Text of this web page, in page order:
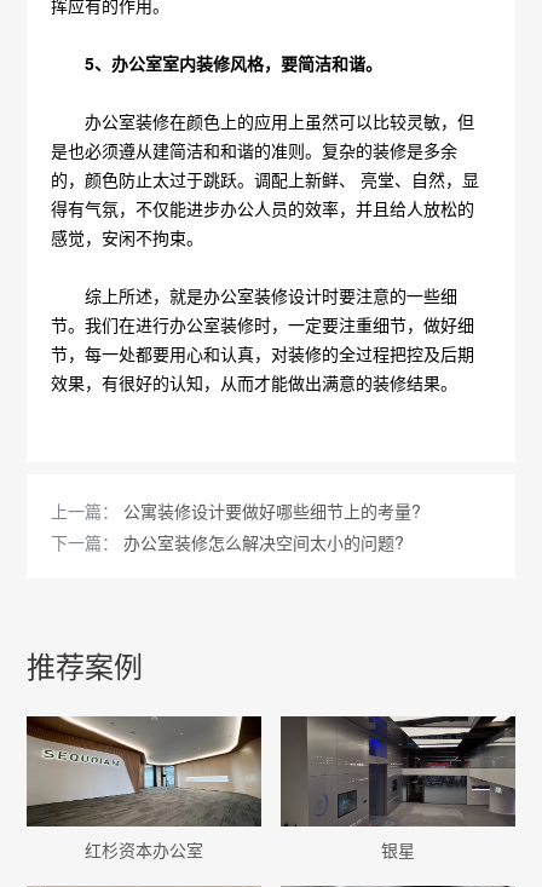
5、办公室室内装修风格，要简洁和谐。
办公室装修在颜色上的应用上虽然可以比较灵敏，但
是也必须遵从建简洁和和谐的准则。复杂的装修是多余
的，颜色防止太过于跳跃。调配上新鲜、 亮堂、自然，显
得有气氛，不仅能进步办公人员的效率，并且给人放松的
感觉，安闲不拘束。
综上所述，就是办公室装修设计时要注意的一些细
节。我们在进行办公室装修时，一定要注重细节，做好细
节，每一处都要用心和认真，对装修的全过程把控及后期
效果，有很好的认知，从而才能做出满意的装修结果。
上一篇： 公寓装修设计要做好哪些细节上的考量?
下一篇：办公室装修怎么解决空间太小的问题?
推荐案例
红杉资本办公室 银星